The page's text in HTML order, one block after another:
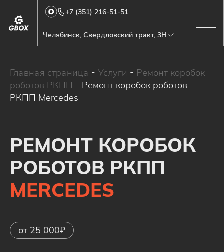
Челябинск, Свердловский тракт, 3Н
+7 (351) 216-51-51
Главная страница - Услуги - Ремонт коробок
роботов РКПП - Ремонт коробок роботов
РКПП Mercedes
РЕМОНТ КОРОБОК
РОБОТОВ РКПП
MERCEDES
от 25 000₽